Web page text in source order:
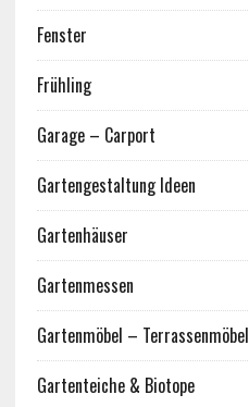
Fenster
Frühling
Garage – Carport
Gartengestaltung Ideen
Gartenhäuser
Gartenmessen
Gartenmöbel – Terrassenmöbel
Gartenteiche & Biotope